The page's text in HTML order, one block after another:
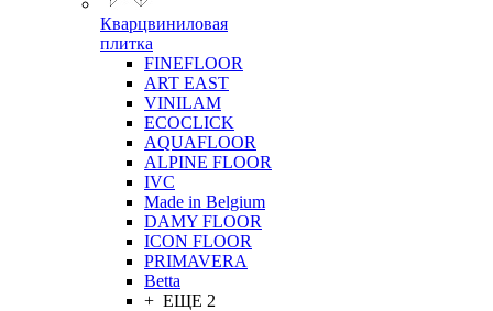
Кварцвиниловая
плитка
FINEFLOOR
ART EAST
VINILAM
ECOCLICK
AQUAFLOOR
ALPINE FLOOR
IVC
Made in Belgium
DAMY FLOOR
ICON FLOOR
PRIMAVERA
Betta
+ ЕЩЕ 2